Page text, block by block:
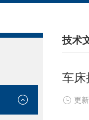
技术
/
车床
更